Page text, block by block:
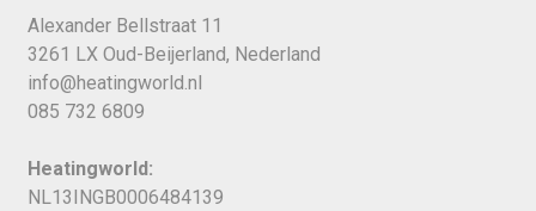
Alexander Bellstraat 11
3261 LX Oud-Beijerland, Nederland
info@heatingworld.nl
085 732 6809
Heatingworld:
NL13INGB0006484139